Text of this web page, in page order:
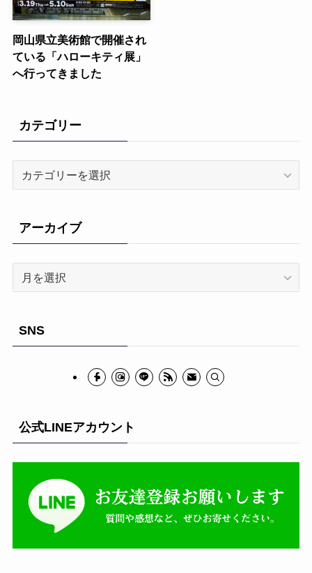
岡山県立美術館で開催され
ている「ハローキティ展」
へ行ってきました
カテゴリー
リ
ー
アーカイブ
SNS
公式LINEアカウント